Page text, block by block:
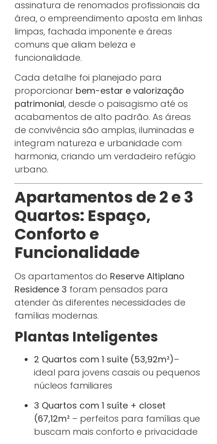
assinatura de renomados profissionais da
área, o empreendimento aposta em linhas
limpas, fachada imponente e áreas
comuns que aliam beleza e
funcionalidade.
Cada detalhe foi planejado para
proporcionar bem-estar e valorização
patrimonial, desde o paisagismo até os
acabamentos de alto padrão. As áreas
de convivência são amplas, iluminadas e
integram natureza e urbanidade com
harmonia, criando um verdadeiro refúgio
urbano.
Apartamentos de 2 e 3
Quartos: Espaço,
Conforto e
Funcionalidade
Os apartamentos do Reserve Altiplano
Residence 3 foram pensados para
atender às diferentes necessidades de
famílias modernas.
Plantas Inteligentes
2 Quartos com 1 suíte (53,92m²)–
ideal para jovens casais ou pequenos
núcleos familiares
3 Quartos com 1 suíte + closet
(67,12m² – perfeitos para famílias que
buscam mais conforto e privacidade